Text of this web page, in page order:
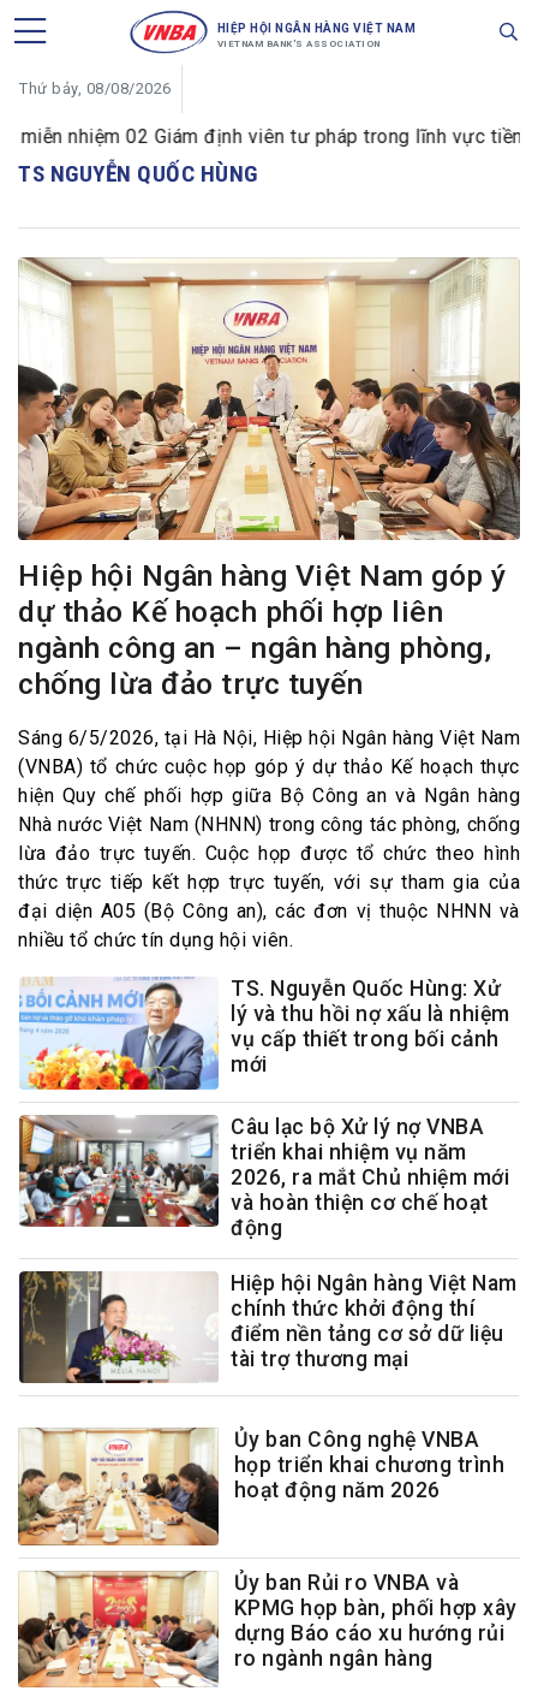
HIỆP HỘI NGÂN HÀNG VIỆT NAM
VIETNAM BANK'S ASSOCIATION
Thứ bảy, 08/08/2026
nhiệm 02 Giám định viên tư pháp trong lĩnh vực tiền tệ
TS NGUYỄN QUỐC HÙNG
Hiệp hội Ngân hàng Việt Nam góp ý
dự thảo Kế hoạch phối hợp liên
ngành công an – ngân hàng phòng,
chống lừa đảo trực tuyến
Sáng 6/5/2026, tại Hà Nội, Hiệp hội Ngân hàng Việt Nam
(VNBA) tổ chức cuộc họp góp ý dự thảo Kế hoạch thực
hiện Quy chế phối hợp giữa Bộ Công an và Ngân hàng
Nhà nước Việt Nam (NHNN) trong công tác phòng, chống
lừa đảo trực tuyến. Cuộc họp được tổ chức theo hình
thức trực tiếp kết hợp trực tuyến, với sự tham gia của
đại diện A05 (Bộ Công an), các đơn vị thuộc NHNN và
nhiều tổ chức tín dụng hội viên.
TS. Nguyễn Quốc Hùng: Xử
lý và thu hồi nợ xấu là nhiệm
vụ cấp thiết trong bối cảnh
mới
Câu lạc bộ Xử lý nợ VNBA
triển khai nhiệm vụ năm
2026, ra mắt Chủ nhiệm mới
và hoàn thiện cơ chế hoạt
động
Hiệp hội Ngân hàng Việt Nam
chính thức khởi động thí
điểm nền tảng cơ sở dữ liệu
tài trợ thương mại
Ủy ban Công nghệ VNBA
họp triển khai chương trình
hoạt động năm 2026
Ủy ban Rủi ro VNBA và
KPMG họp bàn, phối hợp xây
dựng Báo cáo xu hướng rủi
ro ngành ngân hàng